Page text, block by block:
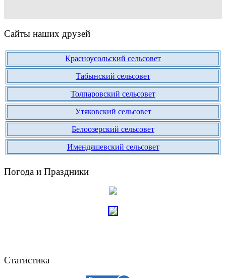
Сайты наших друзей
Красноусольский сельсовет
Табынский сельсовет
Толпаровский сельсовет
Утяковский сельсовет
Белоозерский сельсовет
Имендяшевский сельсовет
Погода и Праздники
Статистика